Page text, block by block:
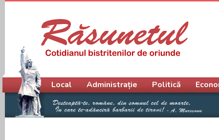
Meniu principal
Local Administrație Politică